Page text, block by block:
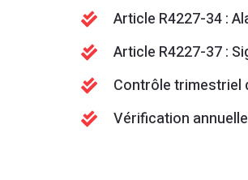
 Article R4227-34 :
 Article R4227-37 :
 Contrôle trimestriel
 Vérification